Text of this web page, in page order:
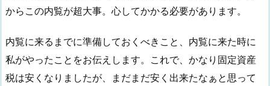
からこの内覧が超大事。心してかかる必要があります。
内覧に来るまでに準備しておくべきこと、内覧に来た時に
私がやったことをお伝えします。これで、かなり固定資産
税は安くなりましたが、まだまだ安く出来たなぁと思って